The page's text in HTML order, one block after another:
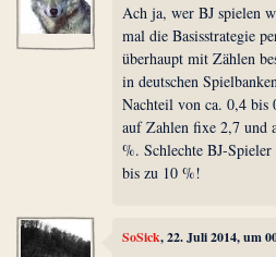
Ach ja, wer BJ spielen
mal die Basisstrategie
überhaupt mit Zählen
in deutschen
Nachteil von ca. 0,4 bis
auf Zahlen fixe 2,7 und
%. Schlechte BJ-Spieler
bis zu 10 %!
SoSick, 22. Juli 2014, um